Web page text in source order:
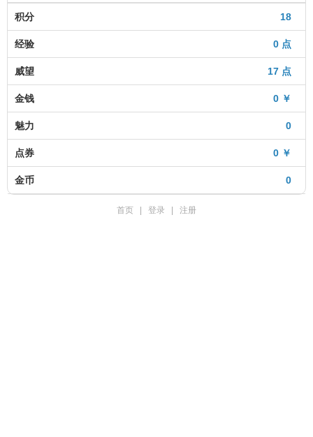
18
积分
0 点
经验
17 点
威望
0 ￥
金钱
0
魅力
0 ￥
点券
0
金币
首页 登录 注册